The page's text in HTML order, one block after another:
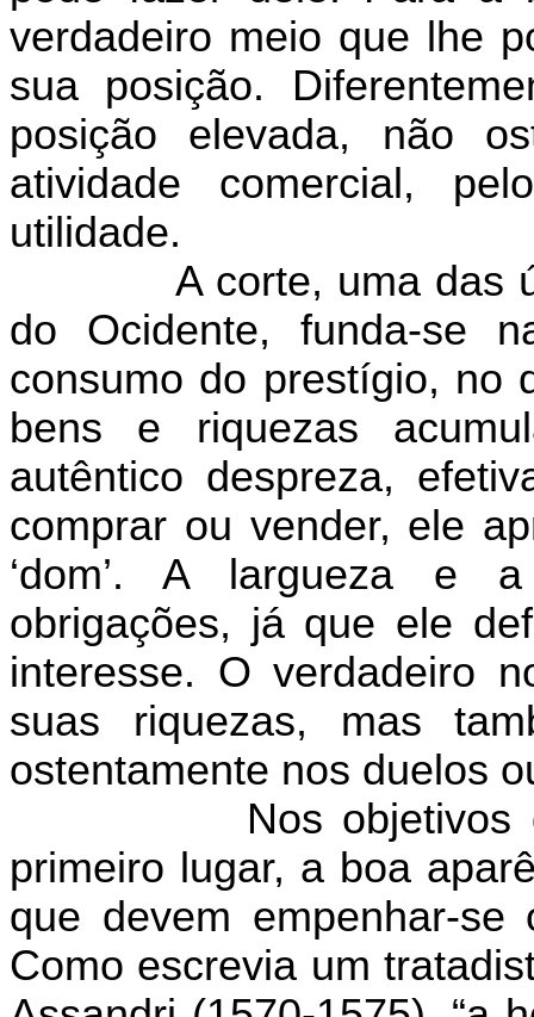
verdadeiro meio que lhe
sua posição.
posição elevada, não
atividade comercial,
utilidade.
A corte, uma das
do Ocidente, funda-se
consumo do prestígio, no
bens e riquezas
autêntico despreza,
comprar ou vender, ele
‘dom’. A largueza e
obrigações, já que ele
interesse. O verdadeiro
suas riquezas, mas
ostentamente nos duelos
Nos
primeiro lugar, a boa
que devem empenhar-
Como escrevia um